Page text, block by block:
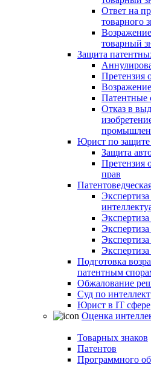
Ответ на
товарного
товарный
Защита
Претензия
Патентные
Отказ в
Юрист по защите
Защита
Претензия
прав
Экспертиза
Экспертиза
Подготовка
патентным
Обжалование
Суд по
Юрист в IT сфере
Оценка
Товарных знаков
Патентов
Программного